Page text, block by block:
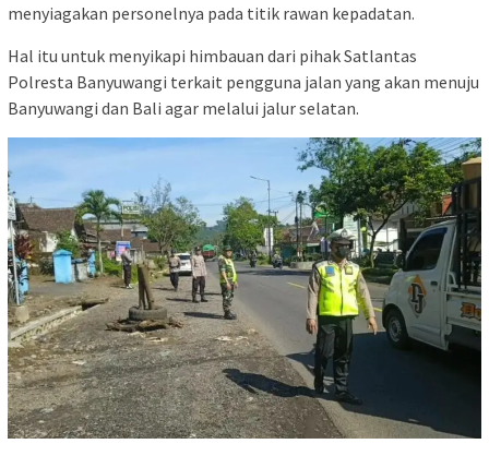
menyiagakan personelnya pada titik rawan kepadatan.
Hal itu untuk menyikapi himbauan dari pihak Satlantas
Polresta Banyuwangi terkait pengguna jalan yang akan menuju
Banyuwangi dan Bali agar melalui jalur selatan.